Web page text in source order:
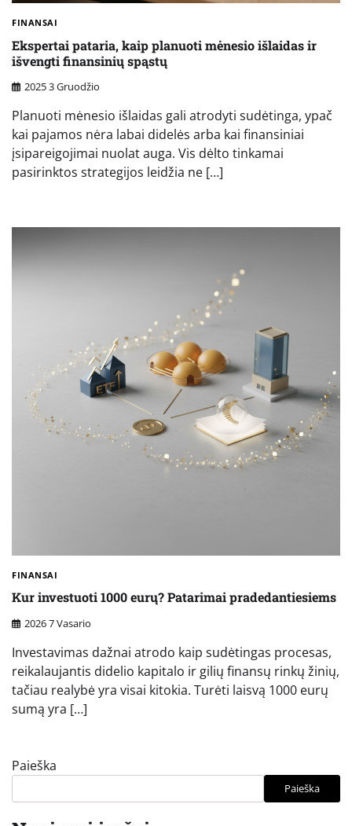
FINANSAI
Ekspertai pataria, kaip planuoti mėnesio išlaidas ir
išvengti finansinių spąstų
2025 3 Gruodžio
Planuoti mėnesio išlaidas gali atrodyti sudėtinga, ypač
kai pajamos nėra labai didelės arba kai finansiniai
įsipareigojimai nuolat auga. Vis dėlto tinkamai
pasirinktos strategijos leidžia ne […]
FINANSAI
Kur investuoti 1000 eurų? Patarimai pradedantiesiems
2026 7 Vasario
Investavimas dažnai atrodo kaip sudėtingas procesas,
reikalaujantis didelio kapitalo ir gilių finansų rinkų žinių,
tačiau realybė yra visai kitokia. Turėti laisvą 1000 eurų
sumą yra […]
Paieška
Paieška